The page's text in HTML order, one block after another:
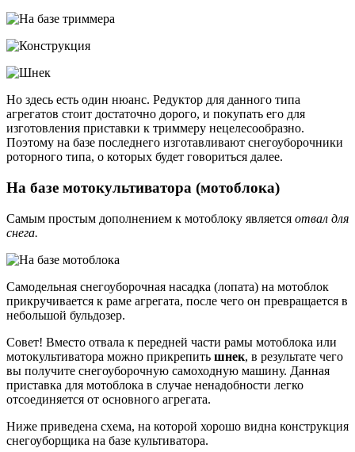
Но здесь есть один нюанс. Редуктор для данного типа
агрегатов стоит достаточно дорого, и покупать его для
изготовления приставки к триммеру нецелесообразно.
Поэтому на базе последнего изготавливают снегоуборочники
роторного типа, о которых будет говориться далее.
На базе мотокультиватора (мотоблока)
Самым простым дополнением к мотоблоку является отвал для
снега.
Самодельная снегоуборочная насадка (лопата) на мотоблок
прикручивается к раме агрегата, после чего он превращается в
небольшой бульдозер.
Совет! Вместо отвала к передней части рамы мотоблока или
мотокультиватора можно прикрепить шнек, в результате чего
вы получите снегоуборочную самоходную машину. Данная
приставка для мотоблока в случае ненадобности легко
отсоединяется от основного агрегата.
Ниже приведена схема, на которой хорошо видна конструкция
снегоуборщика на базе культиватора.